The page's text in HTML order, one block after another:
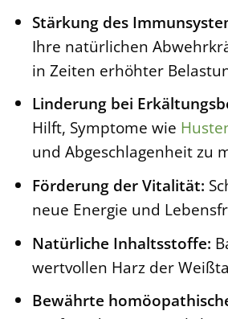
Stärkung des
Ihre natürlichen
in Zeiten erhöhter
Linderung bei
Hilft, Symptome wie
und Abgeschlagenheit zu
Förderung der Vitalität:
neue Energie und
Natürliche Inhaltsstoffe:
wertvollen Harz der
Bewährte